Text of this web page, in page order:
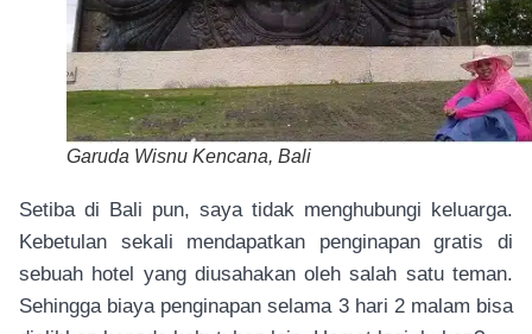
Garuda Wisnu Kencana, Bali
Setiba di Bali pun, saya tidak menghubungi keluarga.
Kebetulan sekali mendapatkan penginapan gratis di
sebuah hotel yang diusahakan oleh salah satu teman.
Sehingga biaya penginapan selama 3 hari 2 malam bisa